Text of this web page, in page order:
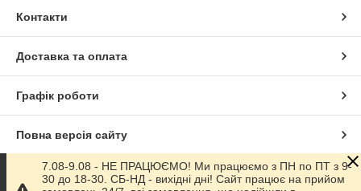
Контакти
Доставка та оплата
Графік роботи
Повна версія сайту
Сайт створено на маркетплейсіProm.ua
7.08-9.08 - НЕ ПРАЦЮЄМО! Ми працюємо з ПН по ПТ з 9-
30 до 18-30. СБ-НД - вихідні дні! Сайт працює на прийом